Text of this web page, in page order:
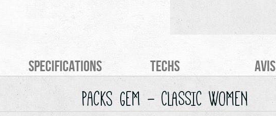
Specifications Techs Avis
Packs GEM - CLASSIC WOMEN